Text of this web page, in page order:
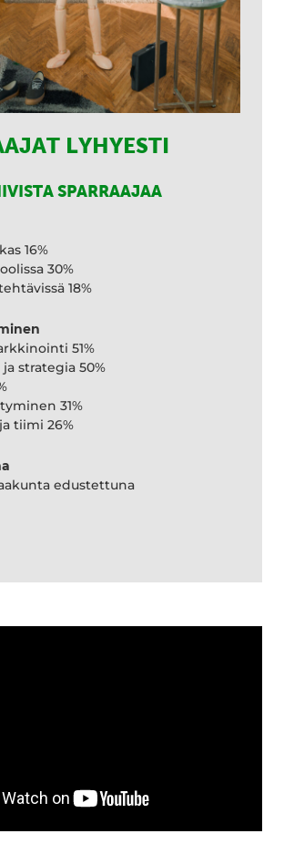
LYHYESTI
SPARRAAJAA
16%
30%
18%
51%
strategia 50%
31%
tiimi 26%
edustettuna